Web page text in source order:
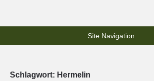
Site Navigation
Schlagwort: Hermelin